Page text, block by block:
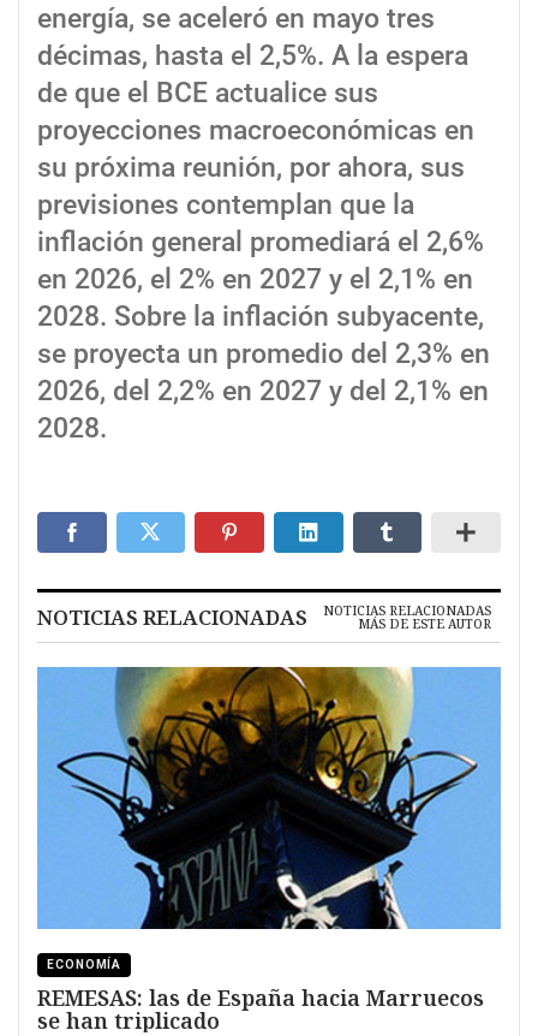
energía, se aceleró en mayo tres
décimas, hasta el 2,5%. A la espera
de que el BCE actualice sus
proyecciones macroeconómicas en
su próxima reunión, por ahora, sus
previsiones contemplan que la
inflación general promediará el 2,6%
en 2026, el 2% en 2027 y el 2,1% en
2028. Sobre la inflación subyacente,
se proyecta un promedio del 2,3% en
2026, del 2,2% en 2027 y del 2,1% en
2028.
NOTICIAS RELACIONADAS NOTICIAS RELACIONADAS
MÁS DE ESTE AUTOR
ECONOMÍA
REMESAS: las de España hacia Marruecos
se han triplicado